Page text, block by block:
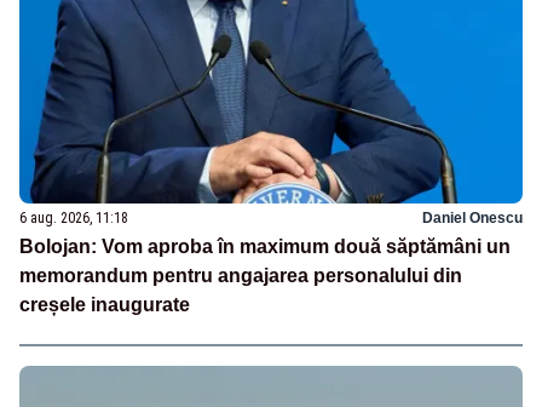
6 aug. 2026, 11:18 Daniel Onescu
Bolojan: Vom aproba în maximum două săptămâni un
memorandum pentru angajarea personalului din
creșele inaugurate